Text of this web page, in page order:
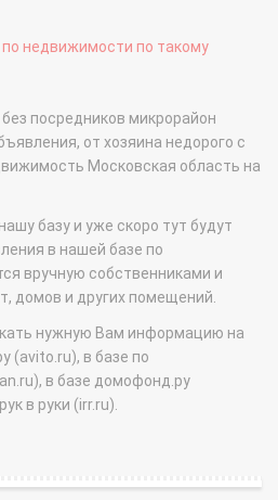
недвижимости по такому
посредников микрорайон
от хозяина недорого с
Московская область на
базу и уже скоро тут будут
в нашей базе по
вручную собственниками и
домов и других помещений.
нужную Вам информацию на
(avito.ru), в базе по
в базе домофонд.ру
в руки (irr.ru).